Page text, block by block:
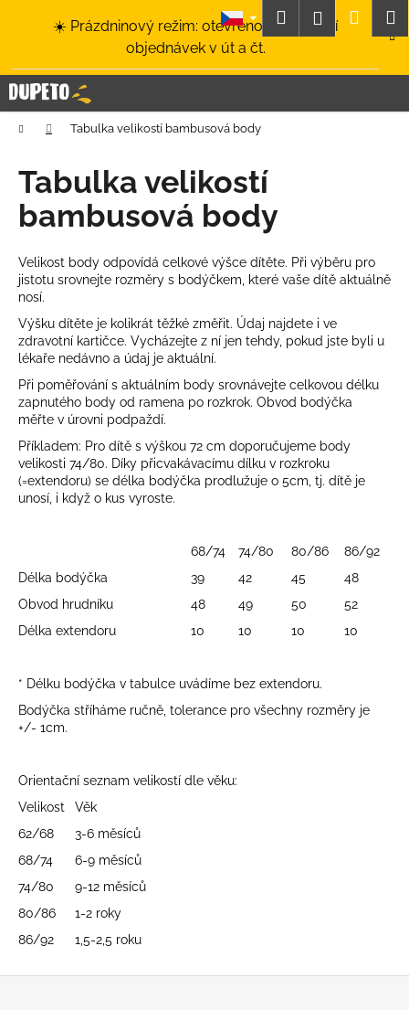
☀️ Prázdninový režim: otevřeno a odesílání
objednávek v út a čt.
HledatPřihlášení
Domů Tabulka velikostí bambusová body
Tabulka velikostí
bambusová body
Velikost body odpovídá celkové výšce dítěte. Při výběru pro
jistotu srovnejte rozměry s bodýčkem, které vaše dítě aktuálně
nosí.
Výšku dítěte je kolikrát těžké změřit. Údaj najdete i ve
zdravotní kartičce. Vycházejte z ní jen tehdy, pokud jste byli u
lékaře nedávno a údaj je aktuální.
Při poměřování s aktuálním body srovnávejte celkovou délku
zapnutého body od ramena po rozkrok. Obvod bodýčka
měřte v úrovni podpaždí.
Příkladem: Pro dítě s výškou 72 cm doporučujeme body
velikosti 74/80. Díky přicvakávacímu dílku v rozkroku
(=extendoru) se délka bodýčka prodlužuje o 5cm, tj. dítě je
unosí, i když o kus vyroste.
68/74 74/80 80/86
86/92
Délka bodýčka
39 42 45
48
Obvod hrudníku
48 49 50
52
Délka extendoru
10 10 10 10
* Délku bodýčka v tabulce uvádíme bez extendoru.
Bodýčka stříháme ručně, tolerance pro všechny rozměry je
+/- 1cm.
Orientační seznam velikostí dle věku:
Velikost
Věk
62/68
3-6 měsíců
68/74
6-9 měsíců
74/80
9-12 měsíců
80/86
1-2 roky
86/92
1,5-2,5 roku
í
k C
o
o
t
ř
b
u
j
e
t
e
n
a
j
í
t
D
o
r
u
u
j
e
e
LETNÍ